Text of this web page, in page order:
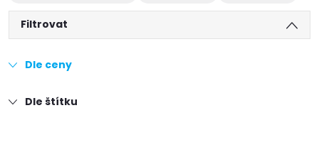
Filtrovat
Dle ceny
Dle štítku